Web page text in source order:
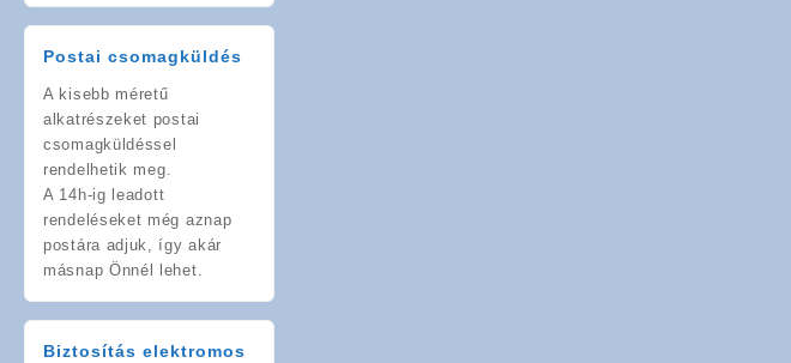
Postai csomagküldés
A kisebb méretű
alkatrészeket postai
csomagküldéssel
rendelhetik meg.
A 14h-ig leadott
rendeléseket még aznap
postára adjuk, így akár
másnap Önnél lehet.
Biztosítás elektromos